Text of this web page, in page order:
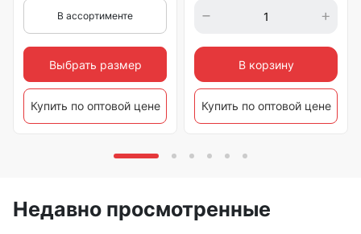
В ассортименте
Выбрать размер
Купить по оптовой цене
В корзину
Купить по оптовой цене
Недавно просмотренные